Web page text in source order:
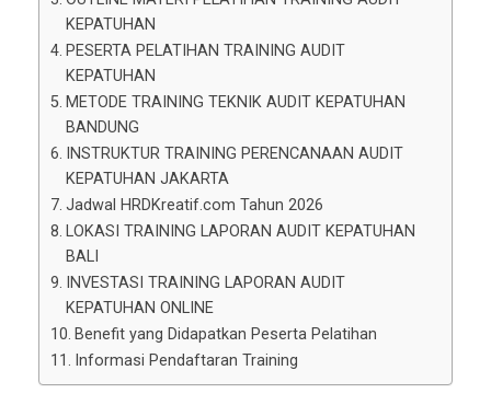
KEPATUHAN
PESERTA PELATIHAN TRAINING AUDIT
KEPATUHAN
METODE TRAINING TEKNIK AUDIT KEPATUHAN
BANDUNG
INSTRUKTUR TRAINING PERENCANAAN AUDIT
KEPATUHAN JAKARTA
Jadwal HRDKreatif.com Tahun 2026
LOKASI TRAINING LAPORAN AUDIT KEPATUHAN
BALI
INVESTASI TRAINING LAPORAN AUDIT
KEPATUHAN ONLINE
Benefit yang Didapatkan Peserta Pelatihan
Informasi Pendaftaran Training